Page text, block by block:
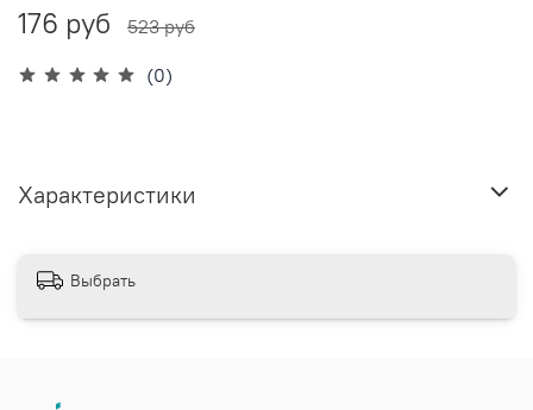
(0)
176 руб 523 руб
Характеристики
Выбрать